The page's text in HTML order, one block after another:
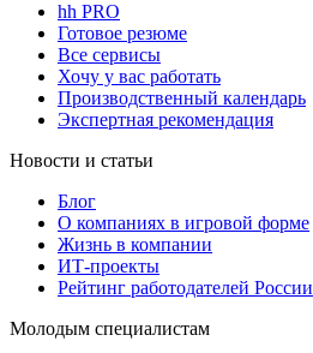
hh PRO
Готовое резюме
Все сервисы
Хочу у вас работать
Производственный календарь
Экспертная рекомендация
Новости и статьи
Блог
О компаниях в игровой форме
Жизнь в компании
ИТ-проекты
Рейтинг работодателей России
Молодым специалистам